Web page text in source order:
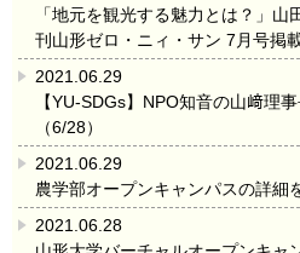
「地元を観光する魅力とは？」山
刊山形ゼロ・ニィ・サン 7月号掲載
2021.06.29
【YU-SDGs】NPO知音の山﨑理
（6/28）
2021.06.29
農学部オープンキャンパスの詳細
2021.06.28